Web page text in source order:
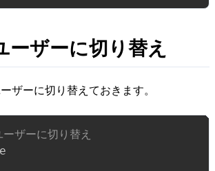
ーザーに切り替え
ザーに切り替えておきます。
ザーに切り替え